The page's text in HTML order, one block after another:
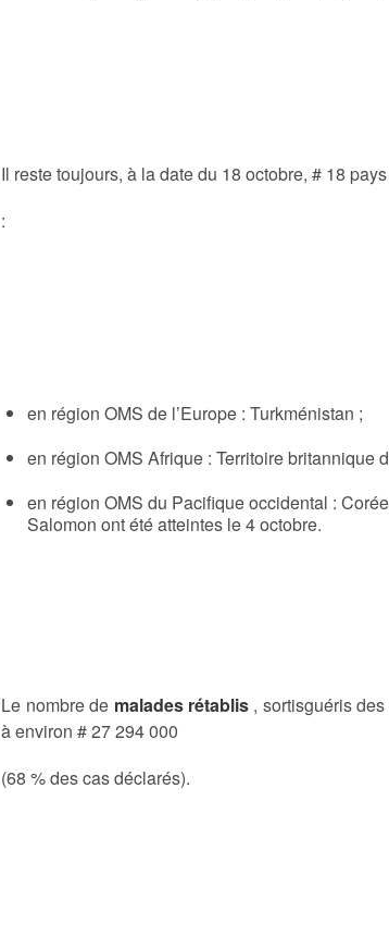
Il reste toujours, à la date du 18 octobre, # 18
:
en région OMS de l’Europe : Turkménistan ;
en région OMS Afrique : Territoire britannique
en région OMS du Pacifique occidental :
Salomon ont été atteintes le 4 octobre.
Le nombre de malades rétablis , sortisguéris
à environ # 27 294 000
(68 % des cas déclarés).